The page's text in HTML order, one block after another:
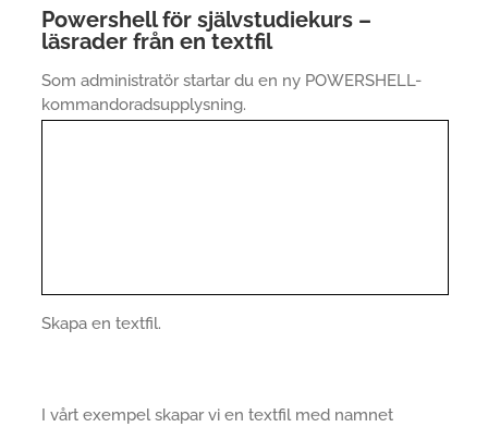
Powershell för självstudiekurs –
läsrader från en textfil
Som administratör startar du en ny POWERSHELL-
kommandoradsupplysning.
Skapa en textfil.
I vårt exempel skapar vi en textfil med namnet